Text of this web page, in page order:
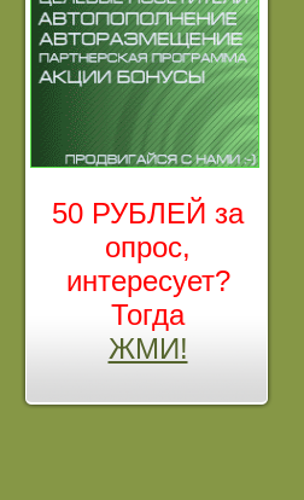
50 РУБЛЕЙ за
опрос,
интересует?
Тогда
ЖМИ!